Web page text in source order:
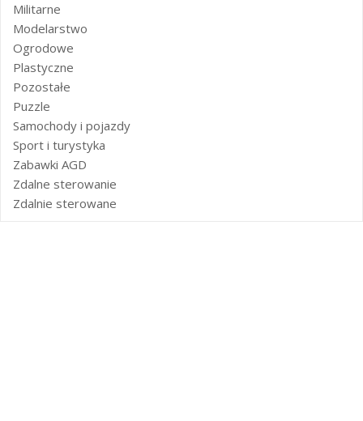
Militarne
Modelarstwo
Ogrodowe
Plastyczne
Pozostałe
Puzzle
Samochody i pojazdy
Sport i turystyka
Zabawki AGD
Zdalne sterowanie
Zdalnie sterowane